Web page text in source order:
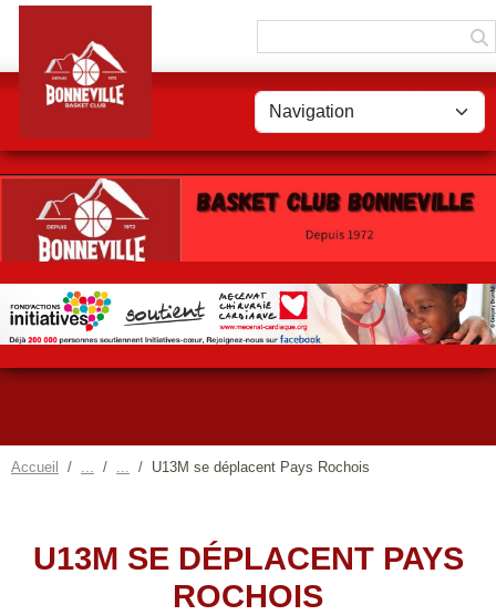
Accueil U13M se déplacent Pays Rochois
U13M SE DÉPLACENT PAYS
ROCHOIS